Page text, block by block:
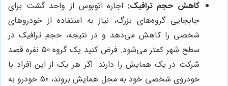
کاهش حجم ترافیک: اجاره اتوبوس از واحد گشت برای
جابجایی گروه‌های بزرگ، نیاز به استفاده از خودروهای
شخصی را کاهش می‌دهد و در نتیجه، حجم ترافیک در
سطح شهر کمتر می‌شود. فرض کنید یک گروه 50 نفره قصد
شرکت در یک همایش را دارند. اگر هر یک از این افراد با
خودروی شخصی خود به محل همایش بروند، 50 خودرو به